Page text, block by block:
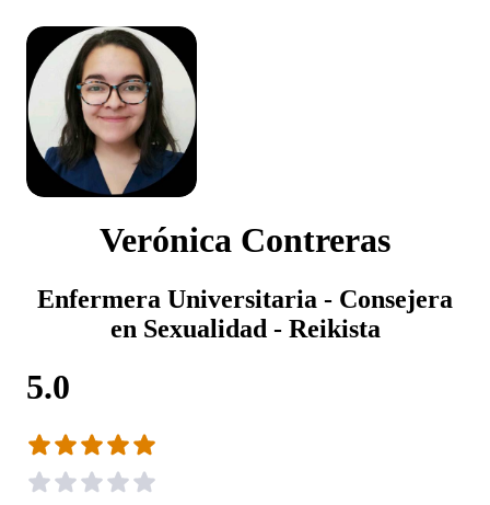
Verónica Contreras
Enfermera Universitaria - Consejera
en Sexualidad - Reikista
5.0